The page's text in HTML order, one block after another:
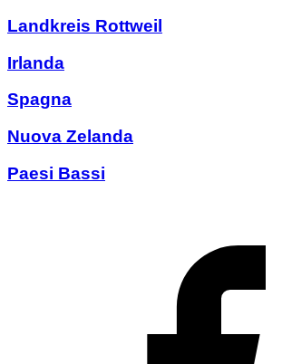
Landkreis Rottweil
Irlanda
Spagna
Nuova Zelanda
Paesi Bassi